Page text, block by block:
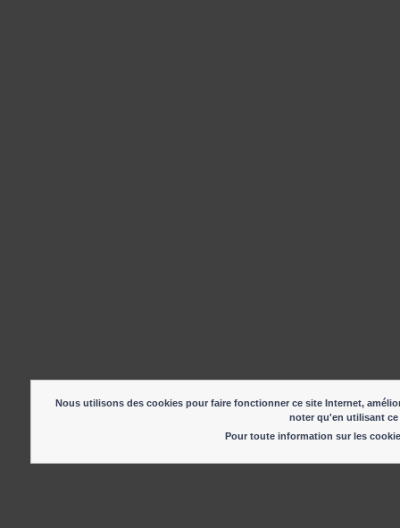
Nous utilisons des cookies pour faire fonctionner ce site Internet,
noter qu'en utilisant
Pour toute information sur les